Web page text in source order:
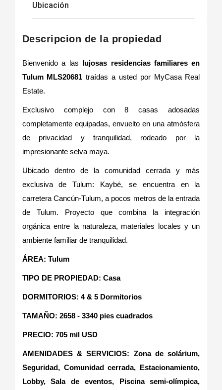
Ubicación
Descripcion de la propiedad
Bienvenido a las lujosas residencias familiares en
Tulum MLS20681 traídas a usted por MyCasa Real
Estate.
Exclusivo complejo con 8 casas adosadas
completamente equipadas, envuelto en una atmósfera
de privacidad y tranquilidad, rodeado por la
impresionante selva maya.
Ubicado dentro de la comunidad cerrada y más
exclusiva de Tulum: Kaybé, se encuentra en la
carretera Cancún-Tulum, a pocos metros de la entrada
de Tulum. Proyecto que combina la integración
orgánica entre la naturaleza, materiales locales y un
ambiente familiar de tranquilidad.
ÁREA: Tulum
TIPO DE PROPIEDAD: Casa
DORMITORIOS: 4 & 5 Dormitorios
TAMAÑO: 2658 - 3340 pies cuadrados
PRECIO: 705 mil USD
AMENIDADES & SERVICIOS: Zona de solárium,
Seguridad, Comunidad cerrada, Estacionamiento,
Lobby, Sala de eventos, Piscina semi-olímpica,